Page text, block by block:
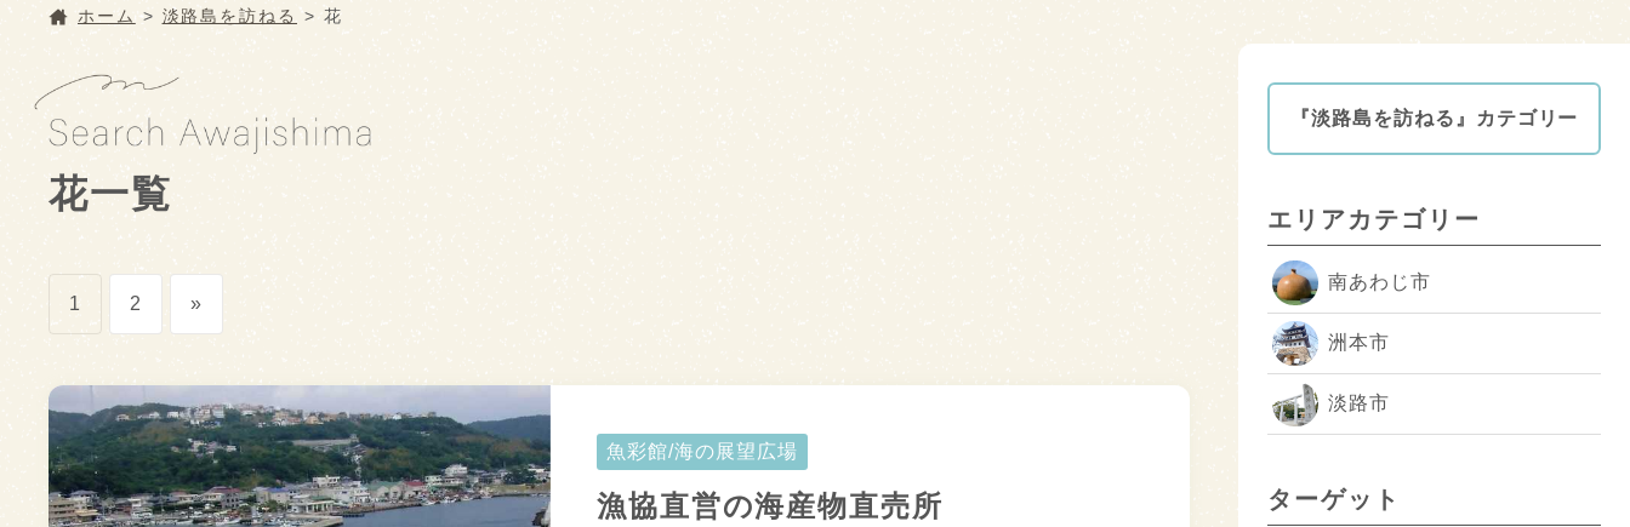
ホーム > 淡路島を訪ねる > 花
花一覧
ー
ジ
送
り
1 2 »
魚彩館/海の展望広場
漁協直営の海産物直売所
『淡路島を訪ねる』カテゴリー
エリアカテゴリー
南あわじ市
洲本市
淡路市
ターゲット